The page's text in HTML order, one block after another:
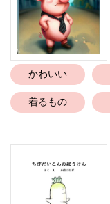
かわいい
着るもの